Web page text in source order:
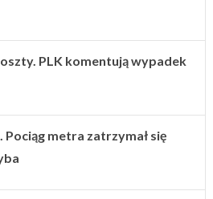
PLK komentują wypadek
Pociąg metra zatrzymał się